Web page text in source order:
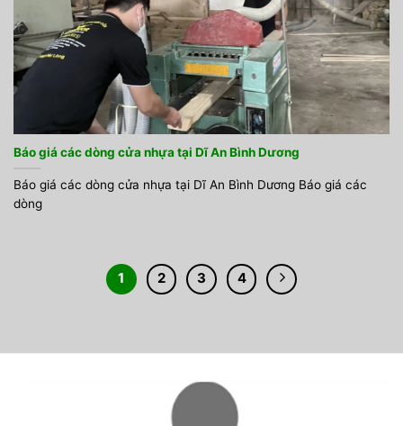
Báo giá các dòng cửa nhựa tại Dĩ An Bình Dương
Báo giá các dòng cửa nhựa tại Dĩ An Bình Dương Báo giá các
dòng
1 2 3 4